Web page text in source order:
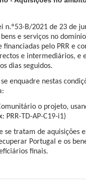
n.º53-B/2021 de 23 de
e serviços no
pelo PRR e
e intermediários, e
dias seguidos.
enquadre nestas
o projeto,
PRR-TD-AP-C19-i1)
se tratam de aquisições
Portugal e os
finais.